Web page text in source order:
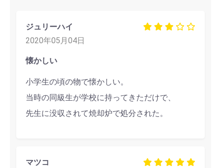
ジュリーハイ
2020年05月04日
懐かしい
小学生の頃の物で懐かしい。
当時の同級生が学校に持ってきただけで、
先生に没収されて焼却炉で処分された。
マツコ